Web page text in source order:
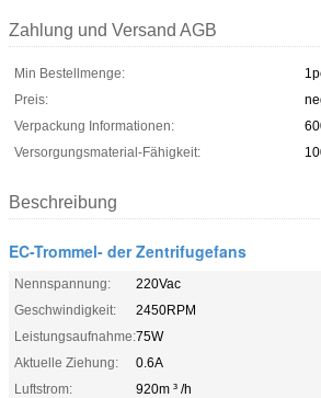
Zahlung und Versand AGB
Min Bestellmenge:
Preis:
Verpackung Informationen:
Versorgungsmaterial-Fähigkeit:
Beschreibung
EC-Trommel- der Zentrifugefans
Nennspannung:
220Vac
Geschwindigkeit:
2450RPM
Leistungsaufnahme:75W
Aktuelle Ziehung:
0.6A
Luftstrom:
920m ³ /h